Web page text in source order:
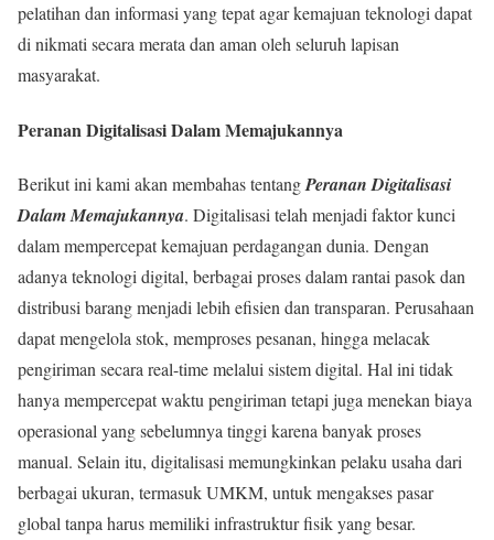
pelatihan dan informasi yang tepat agar kemajuan teknologi dapat
di nikmati secara merata dan aman oleh seluruh lapisan
masyarakat.
Peranan Digitalisasi Dalam Memajukannya
Berikut ini kami akan membahas tentangPeranan Digitalisasi
Dalam Memajukannya. Digitalisasi telah menjadi faktor kunci
dalam mempercepat kemajuan perdagangan dunia. Dengan
adanya teknologi digital, berbagai proses dalam rantai pasok dan
distribusi barang menjadi lebih efisien dan transparan. Perusahaan
dapat mengelola stok, memproses pesanan, hingga melacak
pengiriman secara real-time melalui sistem digital. Hal ini tidak
hanya mempercepat waktu pengiriman tetapi juga menekan biaya
operasional yang sebelumnya tinggi karena banyak proses
manual. Selain itu, digitalisasi memungkinkan pelaku usaha dari
berbagai ukuran, termasuk UMKM, untuk mengakses pasar
global tanpa harus memiliki infrastruktur fisik yang besar.